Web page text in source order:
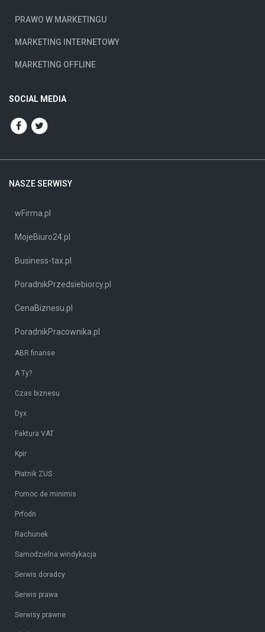
PRAWO W MARKETINGU
MARKETING INTERNETOWY
MARKETING OFFLINE
SOCIAL MEDIA
NASZE SERWISY
wFirma.pl
MojeBiuro24.pl
Business-tax.pl
PoradnikPrzedsiebiorcy.pl
CenaBiznesu.pl
PoradnikPracownika.pl
ABR finanse
A Ty?
Czas biznesu
Dyx
Faktura VAT
Kpir
Płatnik ZUS
Pomoc de minimis
Prfodn
Rachunek
Samodzielna windykacja
Serwis doradcy
Serwis prawa
Serwisy prawne